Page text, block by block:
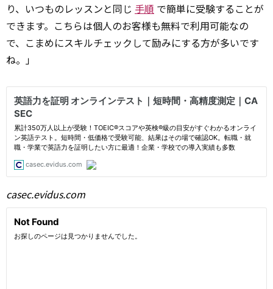
り、いつものレッスンと同じ 手順 で簡単に受験することが
できます。こちらは個人のお客様も無料で利用可能なの
で、こまめにスキルチェックして励みにする方が多いです
ね。」
casec.evidus.com